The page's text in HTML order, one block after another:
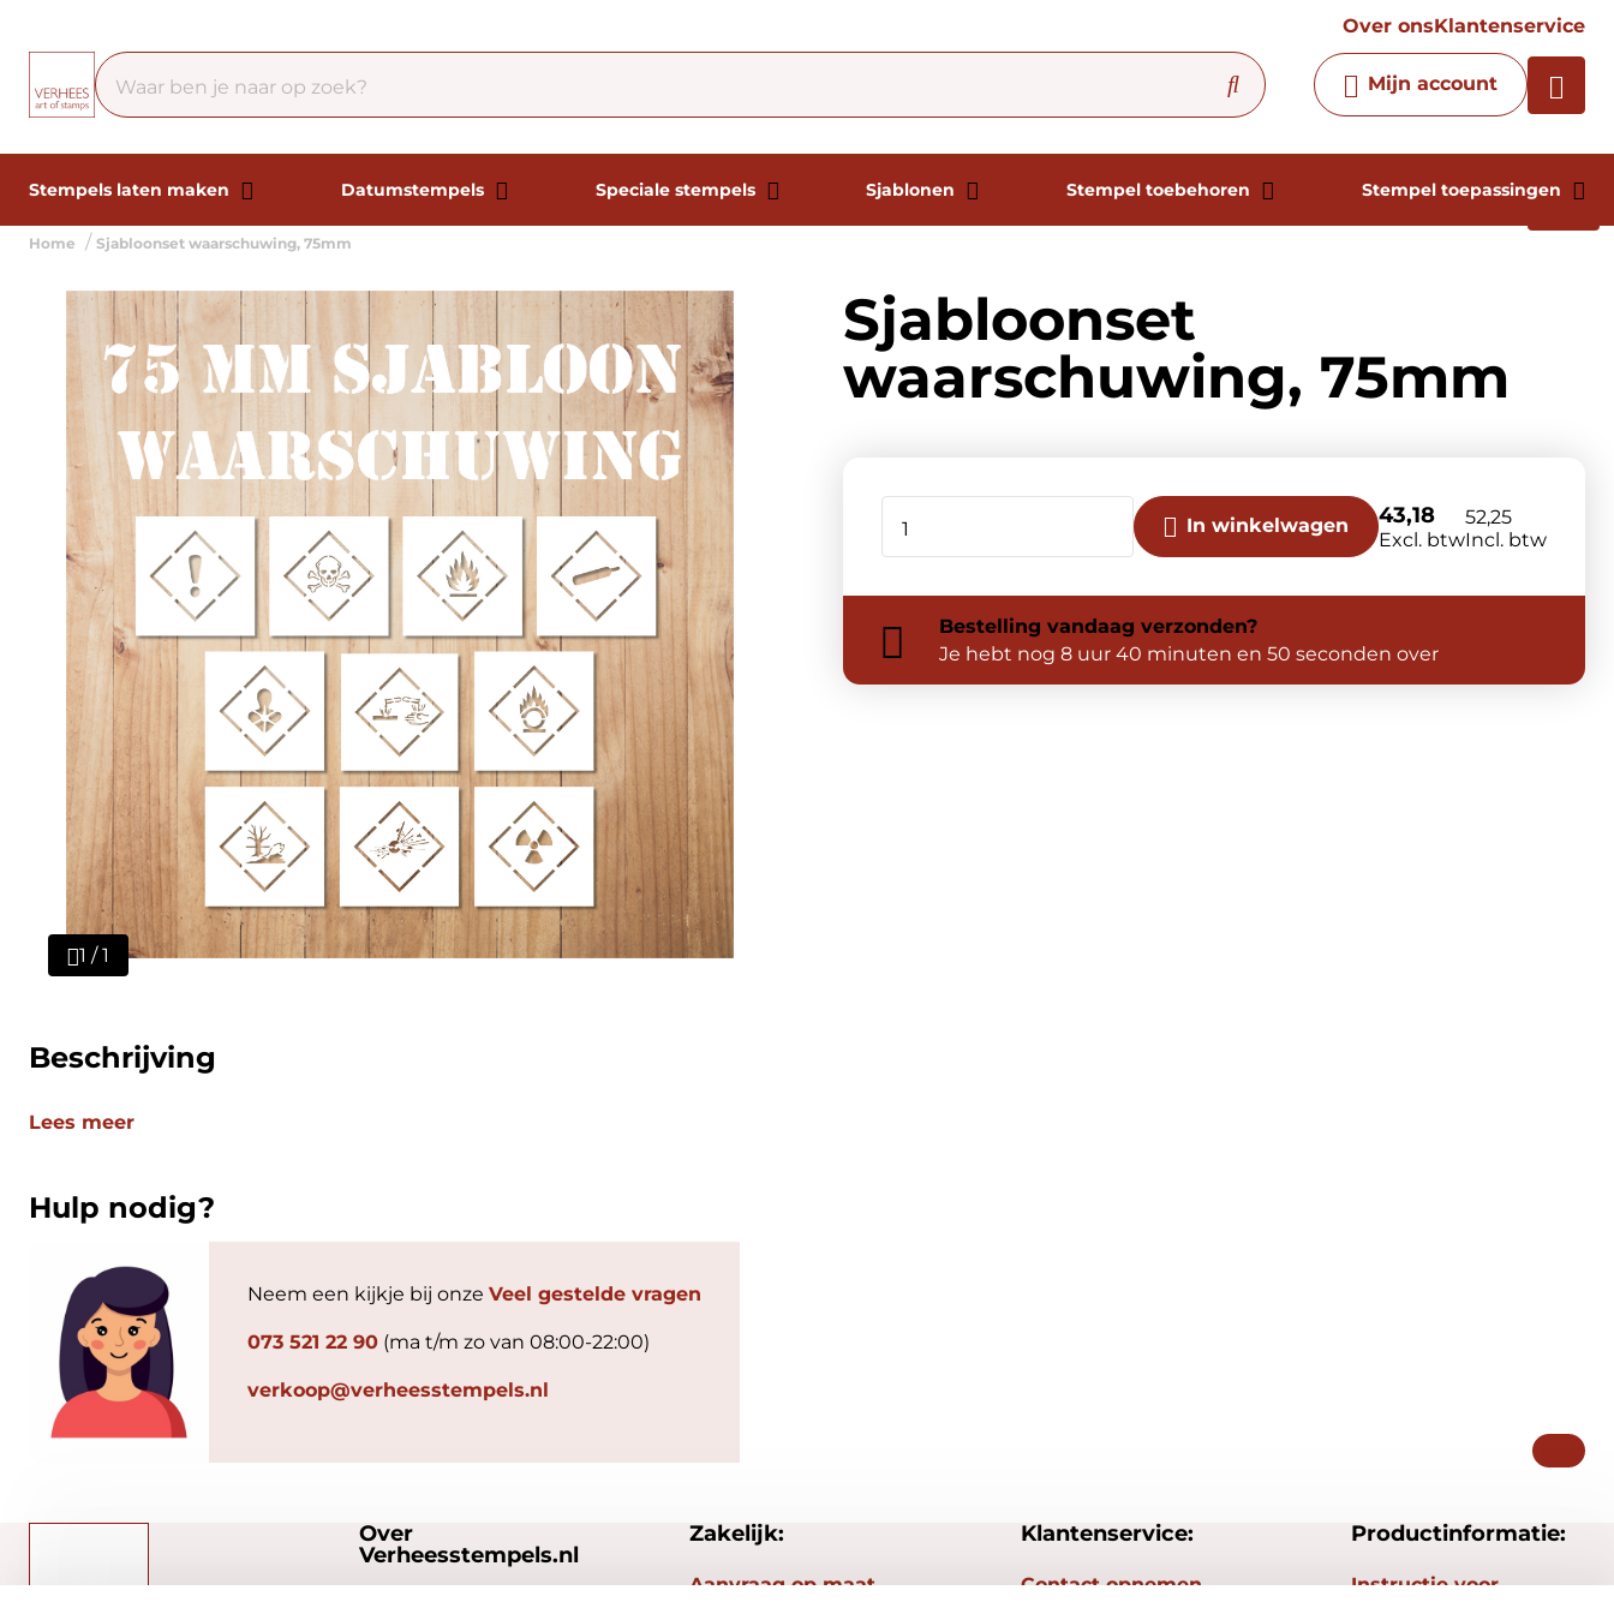
Over onsKlantenservice
Mijn account
Stempels laten maken Datumstempels Speciale stempels Sjablonen Stempel toebehoren Stempel toepassingen
Chatbot
Chat 24/7 met onze chatbot
voor hulp
Contact
Home Sjabloonset waarschuwing, 75mm
1 / 1
Beschrijving
Lees meer
Hulp nodig?
Neem een kijkje bij onze Veel gestelde vragen
073 521 22 90 (ma t/m zo van 08:00-22:00)
verkoop@verheesstempels.nl
Sjabloonset
waarschuwing, 75mm
In winkelwagen 43,18
Excl. btw
52,25
Incl. btw
Bestelling vandaag verzonden?
Je hebt nog 8 uur 40 minuten en 49 seconden over
Over
Verheesstempels.nl
Zakelijk:
Aanvraag op maat
Klantenservice:
Contact opnemen
Productinformatie:
Instructie voor